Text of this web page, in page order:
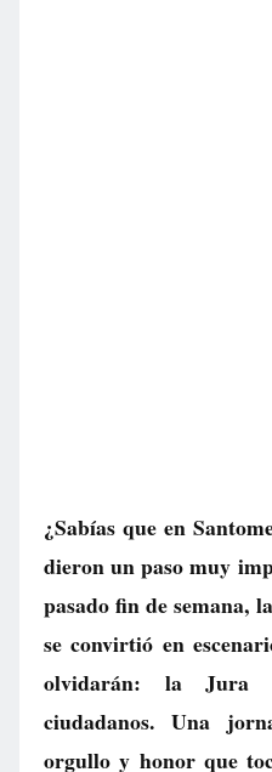
¿Sabías que en
dieron un paso muy
pasado fin de semana,
se convirtió en
olvidarán: la Jura
ciudadanos. Una
orgullo y honor que